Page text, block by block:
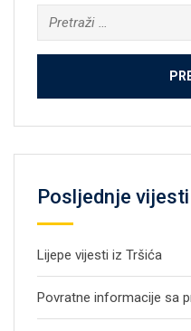
Pretraga:
Posljednje vijesti
Lijepe vijesti iz Tršića
Povratne informacije sa